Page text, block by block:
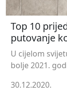
Top 10
putovanje
U cijelom
bolje 2021.
30.12.2020.